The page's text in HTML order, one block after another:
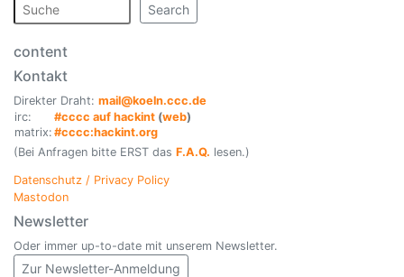
Search
content
Kontakt
Direkter Draht: mail@koeln.ccc.de
irc:
#cccc auf hackint (web)
matrix: #cccc:hackint.org
(Bei Anfragen bitte ERST das F.A.Q. lesen.)
Datenschutz / Privacy Policy
Mastodon
Newsletter
Oder immer up-to-date mit unserem Newsletter.
Zur Newsletter-Anmeldung